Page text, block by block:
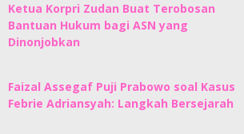
Ketua Korpri Zudan Buat Terobosan
Bantuan Hukum bagi ASN yang
Dinonjobkan
Faizal Assegaf Puji Prabowo soal Kasus
Febrie Adriansyah: Langkah Bersejarah